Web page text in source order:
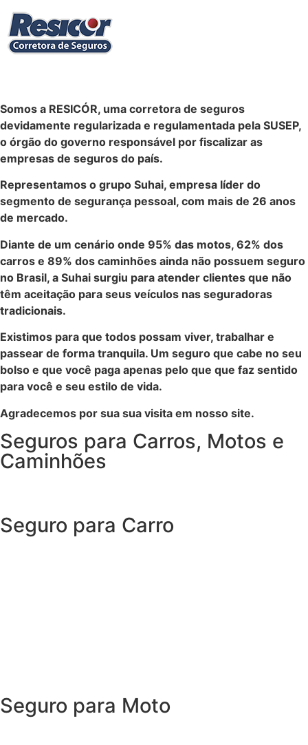
Somos a RESICÓR, uma corretora de seguros
devidamente regularizada e regulamentada pela SUSEP,
o órgão do governo responsável por fiscalizar as
empresas de seguros do país.
Representamos o grupo Suhai, empresa líder do
segmento de segurança pessoal, com mais de 26 anos
de mercado.
Diante de um cenário onde 95% das motos, 62% dos
carros e 89% dos caminhões ainda não possuem seguro
no Brasil, a Suhai surgiu para atender clientes que não
têm aceitação para seus veículos nas seguradoras
tradicionais.
Existimos para que todos possam viver, trabalhar e
passear de forma tranquila. Um seguro que cabe no seu
bolso e que você paga apenas pelo que que faz sentido
para você e seu estilo de vida.
Agradecemos por sua sua visita em nosso site.
Seguros para Carros, Motos e
Caminhões
Seguro para Carro
Seguro para Moto